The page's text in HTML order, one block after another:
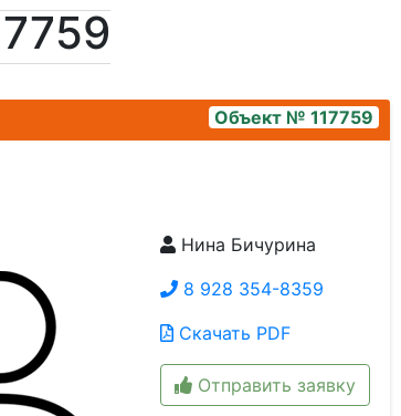
Объект № 117759
Нина Бичурина
8 928 354-8359
Скачать PDF
Отправить заявку